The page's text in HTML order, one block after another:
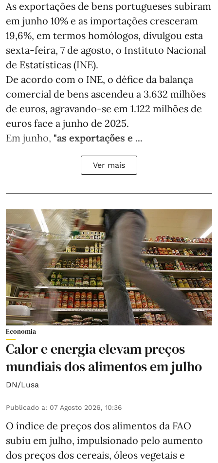
As exportações de bens portugueses subiram
em junho 10% e as importações cresceram
19,6%, em termos homólogos, divulgou esta
sexta-feira, 7 de agosto, o Instituto Nacional
de Estatísticas (INE).
De acordo com o INE, o défice da balança
comercial de bens ascendeu a 3.632 milhões
de euros, agravando-se em 1.122 milhões de
euros face a junho de 2025.
Em junho, "as exportações e ...
Ver mais
Economia
Calor e energia elevam preços
mundiais dos alimentos em julho
DN/Lusa
Publicado a: 07 Agosto 2026, 10:36
O índice de preços dos alimentos da FAO
subiu em julho, impulsionado pelo aumento
dos preços dos cereais, óleos vegetais e